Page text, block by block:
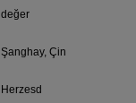
değer
Şanghay, Çin
Herzesd